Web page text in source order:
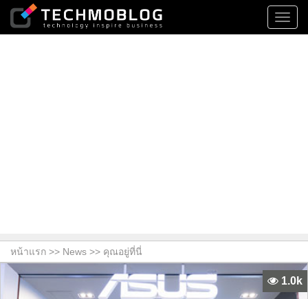
หน้าแรก >> News >> คุณอยู่ที่นี่
1.0k